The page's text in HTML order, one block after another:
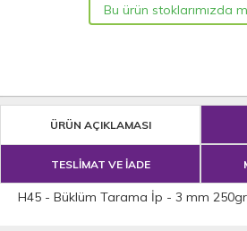
Bu ürün stoklarımızda
ÜRÜN AÇIKLAMASI
TESLİMAT VE İADE
H45 - Büklüm Tarama İp - 3 mm